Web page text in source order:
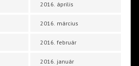
2016. április
2016. március
2016. február
2016. január